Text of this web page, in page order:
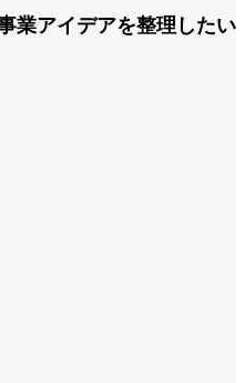
業アイデアを整理したい